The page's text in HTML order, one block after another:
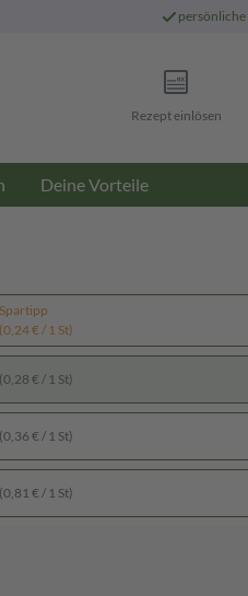
persönliche
Rezept einlösen
Deine Vorteile
Spartipp
(0,24 € / 1 St)
(0,28 € / 1 St)
(0,36 € / 1 St)
(0,81 € / 1 St)